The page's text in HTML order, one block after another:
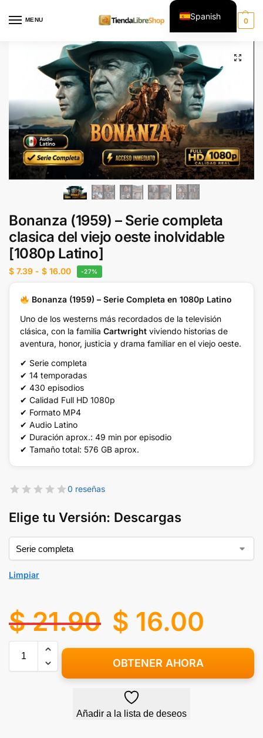
MENU 0
Bonanza (1959) – Serie completa
clasica del viejo oeste inolvidable
[1080p Latino]
$ 7.39 - $ 16.00 -27%
Bonanza (1959) – Serie Completa en 1080p Latino
Uno de los westerns más recordados de la televisión
clásica, con la familia Cartwright viviendo historias de
aventura, honor, justicia y drama familiar en el viejo oeste.
✔ Serie completa
✔ 14 temporadas
✔ 430 episodios
✔ Calidad Full HD 1080p
✔ Formato MP4
✔ Audio Latino
✔ Duración aprox.: 49 min por episodio
✔ Tamaño total: 576 GB aprox.
0 reseñas
Elige tu Versión: Descargas
Limpiar
$21.90 $ 16.00
OBTENER AHORA
Añadir a la lista de deseos
Spanish
English